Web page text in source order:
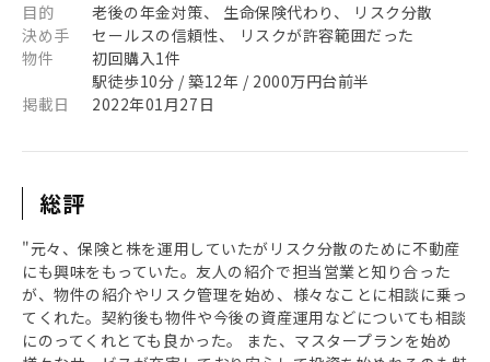
目的
老後の年金対策、 生命保険代わり、 リスク分散
決め手
セールスの信頼性、 リスクが許容範囲だった
物件
初回購入1件
駅徒歩10分 / 築12年 / 2000万円台前半
掲載日
2022年01月27日
総評
"元々、保険と株を運用していたがリスク分散のために不動産
にも興味をもっていた。友人の紹介で担当営業と知り合った
が、物件の紹介やリスク管理を始め、様々なことに相談に乗っ
てくれた。契約後も物件や今後の資産運用などについても相談
にのってくれとても良かった。 また、マスタープランを始め